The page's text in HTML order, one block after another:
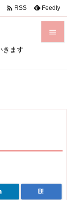
きます


 RSS Feedly
B!